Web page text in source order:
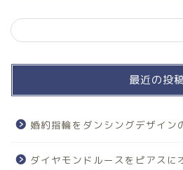
最近の投
婚約指輪をダンシングデザイン
ダイヤモンドルースをピアスに